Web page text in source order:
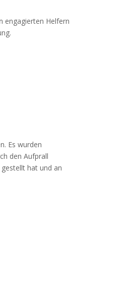
engagierten Helfern
Es wurden
den Aufprall
hat und an